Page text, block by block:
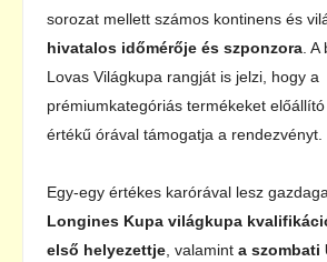
sorozat mellett számos kontinens és
hivatalos időmérője és szponzora .
Lovas Világkupa rangját is jelzi, hogy a
prémiumkategóriás termékeket
értékű órával támogatja a rendezvényt.
Egy-egy értékes karórával lesz
Longines Kupa világkupa
első helyezettje , valamint a szombati